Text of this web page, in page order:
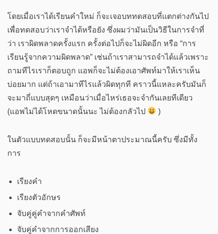
โดยเมื่อเราได้เรียนคำใหม่ ก็จะเจอบททดสอบที่แตกต่างกันไป
เพื่อทดสอบว่าเราจำได้หรือยัง ซึ่งผมว่ามันเป็นวิธีในการจำที่
ว่า เราผิดพลาดครั้งแรก ครั้งต่อไปก็จะไม่ผิดอีก หรือ “การ
เรียนรู้จากความผิดพลาด” เช่นถ้าเราสามารถจำได้แล้วเพราะ
ถามทีไรเราก็ตอบถูก แอพก็จะไม่ต้องเอาศัพท์มาให้เราเห็น
บ่อยมาก แต่ถ้าเอามาทีไรแล้วผิดทุกที คราวนี้แหละครับมันก็
จะมาถี่แบบสุดๆ เหมือนว่าเมื่อไหร่เธอจะจำกันเลยทีเดียว
(แอพไม่ได้โหดขนาดนั้นนะ ไม่ต้องกลัวไป
)
ในตัวแบบทดสอบนั้น ก็จะมีหน้าตาประมาณนี้ครับ ซึ่งมีทั้ง
การ
เรียงคำ
เรียงตัวอักษร
จับคู่คู่คำจากคำศัพท์
จับคู่คำจากการออกเสียง